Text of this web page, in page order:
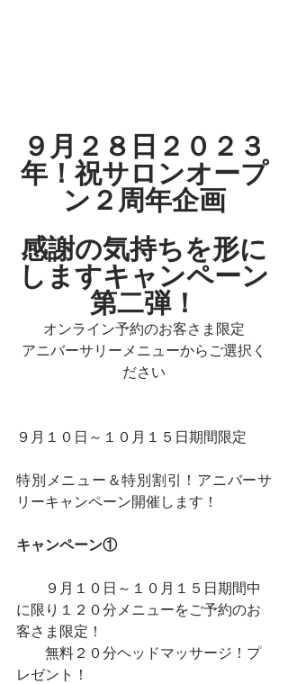
９月２８日２０２３
年！祝サロンオープ
ン２周年企画
感謝の気持ちを形に
しますキャンペーン
第二弾！
オンライン予約のお客さま限定
アニバーサリーメニューからご選択く
ださい
９月１０日～１０月１５日期間限定
特別メニュー＆特別割引！アニバーサ
リーキャンペーン開催します！
キャンペーン①
９月１０日～１０月１５日期間中
に限り１２０分メニューをご予約のお
客さま限定！
無料２０分ヘッドマッサージ！プ
レゼント！